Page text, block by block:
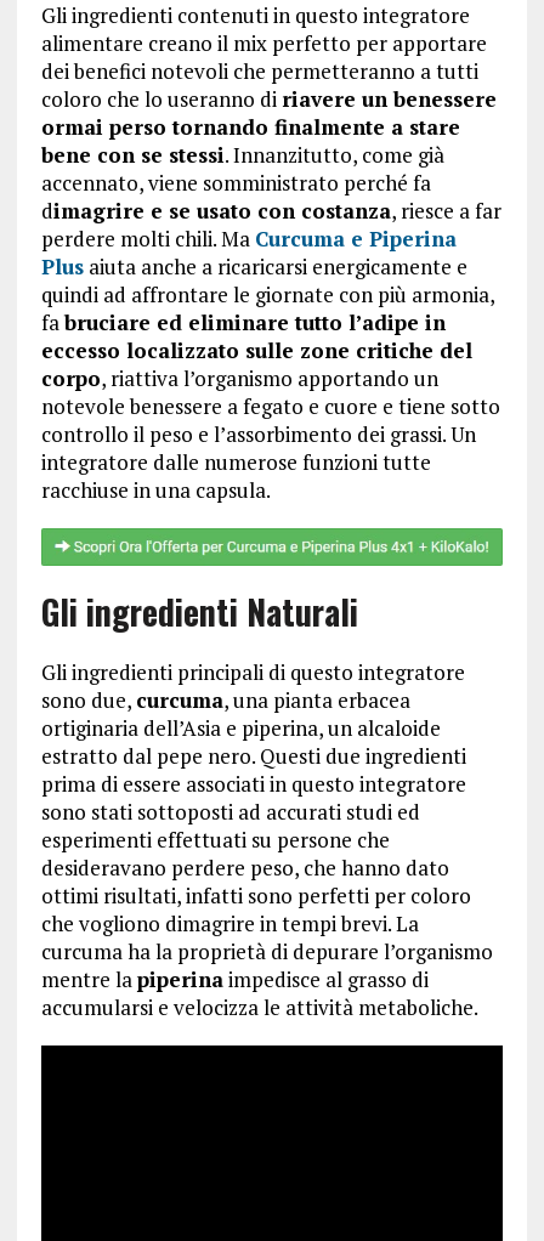
Gli ingredienti contenuti in questo integratore
alimentare creano il mix perfetto per apportare
dei benefici notevoli che permetteranno a tutti
coloro che lo useranno di riavere un benessere
ormai perso tornando finalmente a stare
bene con se stessi. Innanzitutto, come già
accennato, viene somministrato perché fa
dimagrire e se usato con costanza, riesce a far
perdere molti chili. Ma Curcuma e Piperina
Plusaiuta anche a ricaricarsi energicamente e
quindi ad affrontare le giornate con più armonia,
fabruciare ed eliminare tutto l’adipe in
eccesso localizzato sulle zone critiche del
corpo, riattiva l’organismo apportando un
notevole benessere a fegato e cuore e tiene sotto
controllo il peso e l’assorbimento dei grassi. Un
integratore dalle numerose funzioni tutte
racchiuse in una capsula.
Gli ingredienti Naturali
Gli ingredienti principali di questo integratore
sono due, curcuma, una pianta erbacea
ortiginaria dell’Asia e piperina, un alcaloide
estratto dal pepe nero. Questi due ingredienti
prima di essere associati in questo integratore
sono stati sottoposti ad accurati studi ed
esperimenti effettuati su persone che
desideravano perdere peso, che hanno dato
ottimi risultati, infatti sono perfetti per coloro
che vogliono dimagrire in tempi brevi. La
curcuma ha la proprietà di depurare l’organismo
mentre lapiperinaimpedisce al grasso di
accumularsi e velocizza le attività metaboliche.